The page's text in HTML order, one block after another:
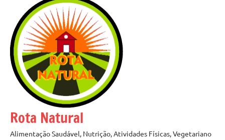
conteúdo
Rota Natural
Alimentação Saudável, Nutrição, Atividades Físicas, Vegetariano